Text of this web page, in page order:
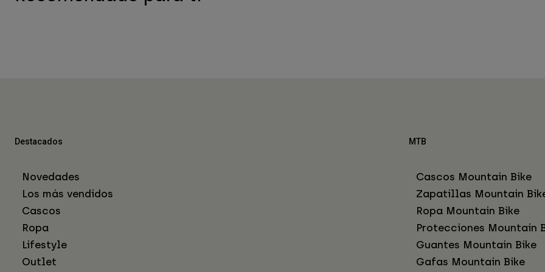
Destacados
Novedades
Los más vendidos
Cascos
Ropa
Lifestyle
Outlet
MTB
Cascos Mountain Bike
Zapatillas Mountain
Ropa Mountain Bike
Protecciones Mountain
Guantes Mountain Bike
Gafas Mountain Bike